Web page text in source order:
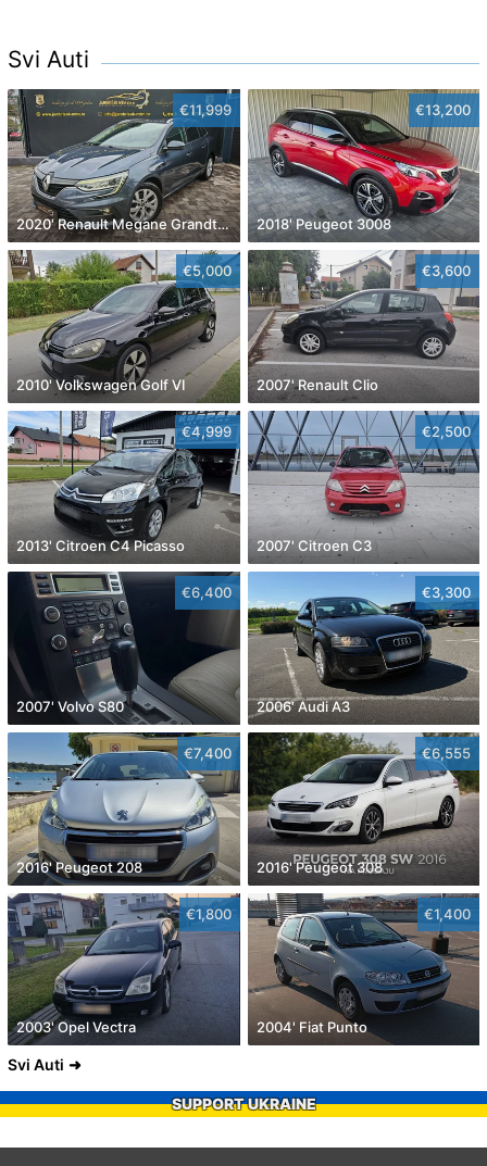
Svi Auti
€11,999
2020' Renault Megane Grandtour Dci 115
€13,200
2018' Peugeot 3008
€5,000
2010' Volkswagen Golf VI
€3,600
2007' Renault Clio
€4,999
2013' Citroen C4 Picasso
€2,500
2007' Citroen C3
€6,400
2007' Volvo S80
€3,300
2006' Audi A3
€7,400
2016' Peugeot 208
€6,555
2016' Peugeot 308
€1,800
2003' Opel Vectra
€1,400
2004' Fiat Punto
Svi Auti
SUPPORT UKRAINE